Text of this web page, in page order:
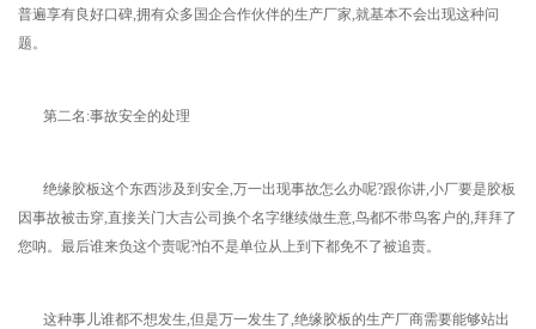
普遍享有良好口碑,拥有众多国企合作伙伴的生产厂家,就基本不会出现这种问
题。
第二名:事故安全的处理
绝缘胶板这个东西涉及到安全,万一出现事故怎么办呢?跟你讲,小厂要是胶板
因事故被击穿,直接关门大吉公司换个名字继续做生意,鸟都不带鸟客户的,拜拜了
您呐。最后谁来负这个责呢?怕不是单位从上到下都免不了被追责。
这种事儿谁都不想发生,但是万一发生了,绝缘胶板的生产厂商需要能够站出